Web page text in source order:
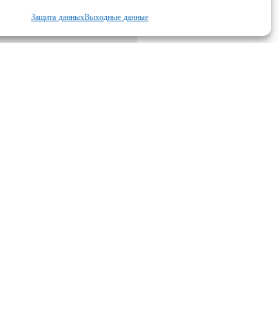
Защита данныхВыходные данные